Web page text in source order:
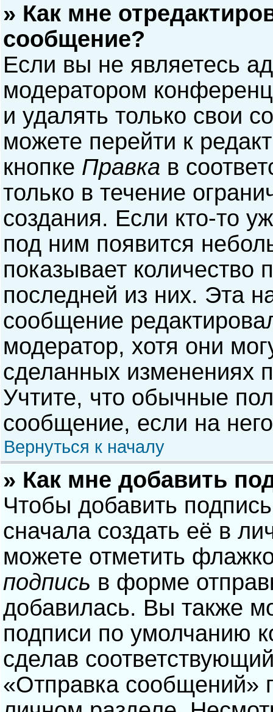
» Как мне
сообщение?
Если вы не являетесь
модератором
и удалять только свои
можете перейти к
кнопке Правка в
только в течение
создания. Если кто-то
под ним появится
показывает количество
последней из них. Эта
сообщение
модератор, хотя они
сделанных изменениях
Учтите, что обычные
сообщение, если на
Вернуться к началу
» Как мне добавить
Чтобы добавить
сначала создать её в
можете отметить
подпись в форме
добавилась. Вы также
подписи по умолчанию
сделав
«Отправка сообщений»